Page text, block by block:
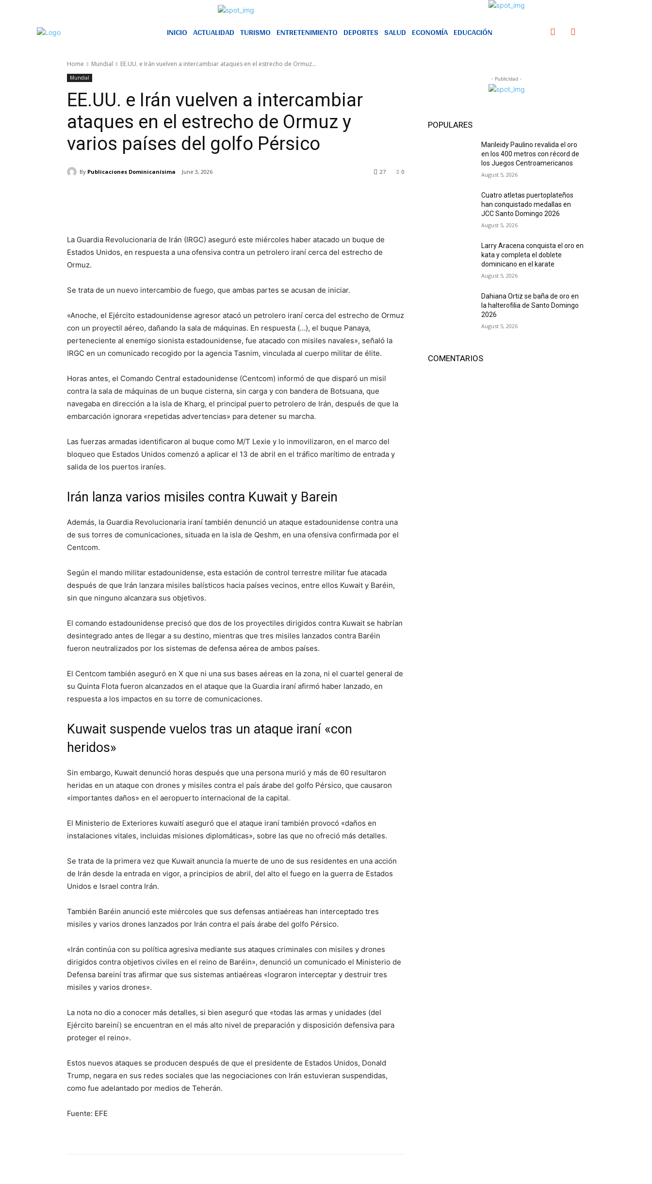
INICIO ACTUALIDAD TURISMO ENTRETENIMIENTO DEPORTES SALUD ECONOMÍA EDUCACIÓN
Home Mundial EE.UU. e Irán vuelven a intercambiar ataques en el estrecho de Ormuz...
Mundial
EE.UU. e Irán vuelven a intercambiar
ataques en el estrecho de Ormuz y
varios países del golfo Pérsico
By Publicaciones Dominicanísima June 3, 2026 0
27
La Guardia Revolucionaria de Irán (IRGC) aseguró este miércoles haber atacado un buque de
Estados Unidos, en respuesta a una ofensiva contra un petrolero iraní cerca del estrecho de
Ormuz.
Se trata de un nuevo intercambio de fuego, que ambas partes se acusan de iniciar.
«Anoche, el Ejército estadounidense agresor atacó un petrolero iraní cerca del estrecho de Ormuz
con un proyectil aéreo, dañando la sala de máquinas. En respuesta (…), el buque Panaya,
perteneciente al enemigo sionista estadounidense, fue atacado con misiles navales», señaló la
IRGC en un comunicado recogido por la agencia Tasnim, vinculada al cuerpo militar de élite.
Horas antes, el Comando Central estadounidense (Centcom) informó de que disparó un misil
contra la sala de máquinas de un buque cisterna, sin carga y con bandera de Botsuana, que
navegaba en dirección a la isla de Kharg, el principal puerto petrolero de Irán, después de que la
embarcación ignorara «repetidas advertencias» para detener su marcha.
Las fuerzas armadas identificaron al buque como M/T Lexie y lo inmovilizaron, en el marco del
bloqueo que Estados Unidos comenzó a aplicar el 13 de abril en el tráfico marítimo de entrada y
salida de los puertos iraníes.
Irán lanza varios misiles contra Kuwait y Barein
Además, la Guardia Revolucionaria iraní también denunció un ataque estadounidense contra una
de sus torres de comunicaciones, situada en la isla de Qeshm, en una ofensiva confirmada por el
Centcom.
Según el mando militar estadounidense, esta estación de control terrestre militar fue atacada
después de que Irán lanzara misiles balísticos hacia países vecinos, entre ellos Kuwait y Baréin,
sin que ninguno alcanzara sus objetivos.
El comando estadounidense precisó que dos de los proyectiles dirigidos contra Kuwait se habrían
desintegrado antes de llegar a su destino, mientras que tres misiles lanzados contra Baréin
fueron neutralizados por los sistemas de defensa aérea de ambos países.
El Centcom también aseguró en X que ni una sus bases aéreas en la zona, ni el cuartel general de
su Quinta Flota fueron alcanzados en el ataque que la Guardia iraní afirmó haber lanzado, en
respuesta a los impactos en su torre de comunicaciones.
Kuwait suspende vuelos tras un ataque iraní «con
heridos»
Sin embargo, Kuwait denunció horas después que una persona murió y más de 60 resultaron
heridas en un ataque con drones y misiles contra el país árabe del golfo Pérsico, que causaron
«importantes daños» en el aeropuerto internacional de la capital.
El Ministerio de Exteriores kuwaití aseguró que el ataque iraní también provocó «daños en
instalaciones vitales, incluidas misiones diplomáticas», sobre las que no ofreció más detalles.
Se trata de la primera vez que Kuwait anuncia la muerte de uno de sus residentes en una acción
de Irán desde la entrada en vigor, a principios de abril, del alto el fuego en la guerra de Estados
Unidos e Israel contra Irán.
También Baréin anunció este miércoles que sus defensas antiaéreas han interceptado tres
misiles y varios drones lanzados por Irán contra el país árabe del golfo Pérsico.
«Irán continúa con su política agresiva mediante sus ataques criminales con misiles y drones
dirigidos contra objetivos civiles en el reino de Baréin», denunció un comunicado el Ministerio de
Defensa bareiní tras afirmar que sus sistemas antiaéreas «lograron interceptar y destruir tres
misiles y varios drones».
La nota no dio a conocer más detalles, si bien aseguró que «todas las armas y unidades (del
Ejército bareiní) se encuentran en el más alto nivel de preparación y disposición defensiva para
proteger el reino».
Estos nuevos ataques se producen después de que el presidente de Estados Unidos, Donald
Trump, negara en sus redes sociales que las negociaciones con Irán estuvieran suspendidas,
como fue adelantado por medios de Teherán.
Fuente: EFE
- Publicidad -
POPULARES
Marileidy Paulino revalida el oro
en los 400 metros con récord de
los Juegos Centroamericanos
August 5, 2026
Cuatro atletas puertoplateños
han conquistado medallas en
JCC Santo Domingo 2026
August 5, 2026
Larry Aracena conquista el oro en
kata y completa el doblete
dominicano en el karate
August 5, 2026
Dahiana Ortiz se baña de oro en
la halterofilia de Santo Domingo
2026
August 5, 2026
COMENTARIOS